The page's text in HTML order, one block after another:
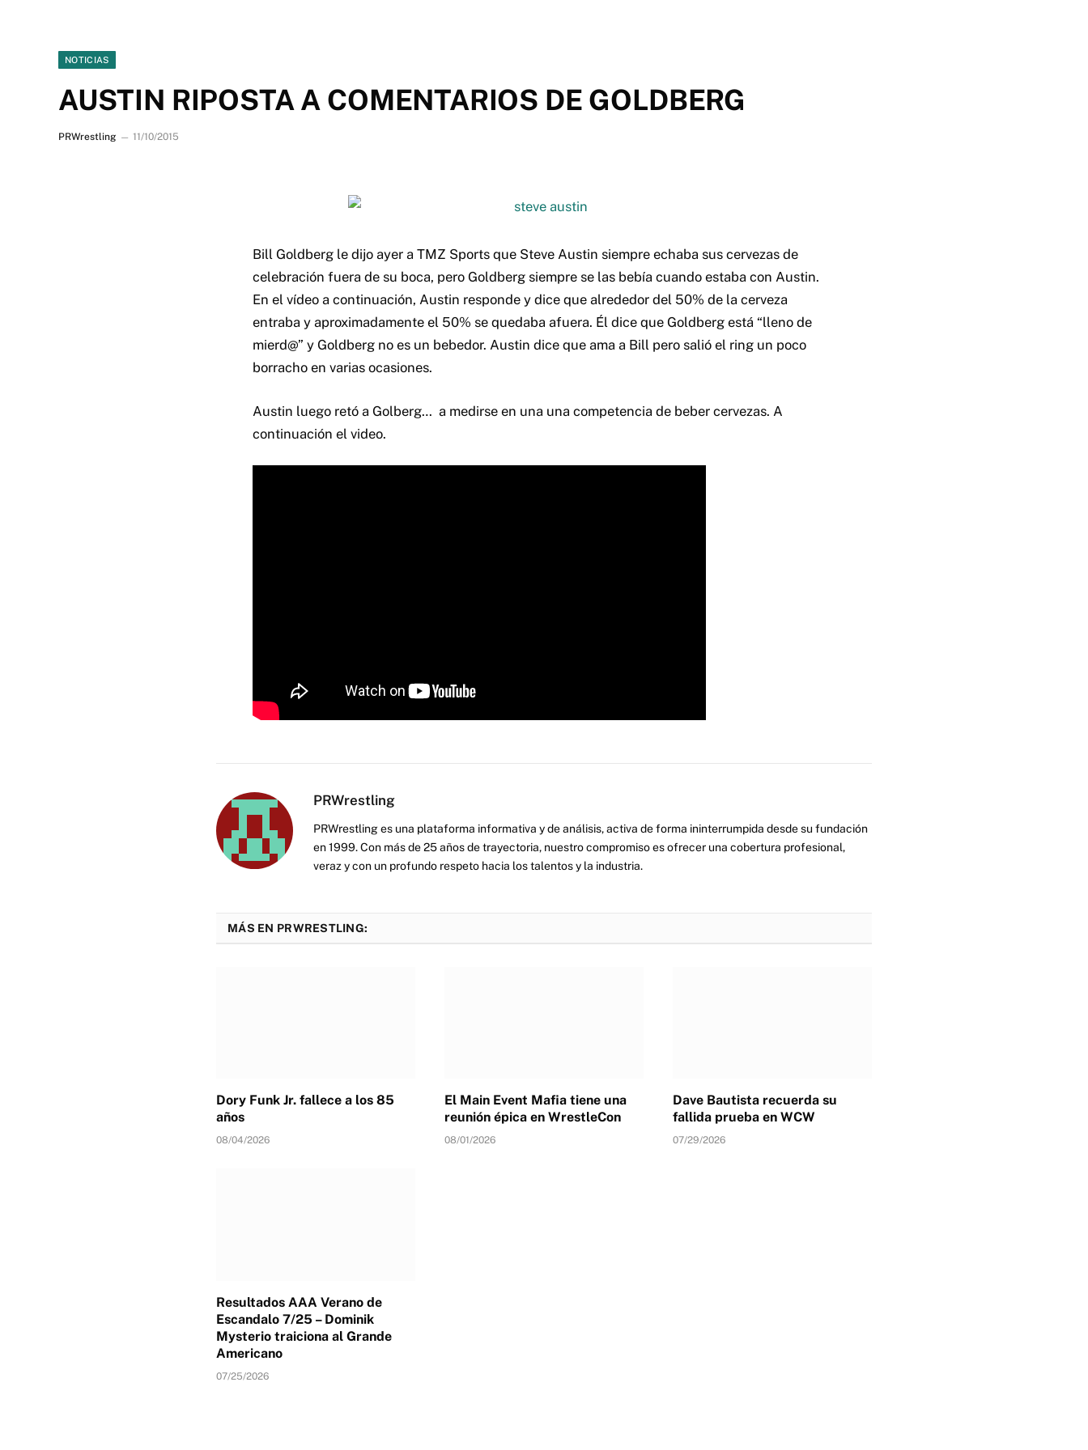
NOTICIAS
AUSTIN RIPOSTA A COMENTARIOS DE GOLDBERG
PRWrestling 11/10/2015
Bill Goldberg le dijo ayer a TMZ Sports que Steve Austin siempre echaba sus cervezas de
celebración fuera de su boca, pero Goldberg siempre se las bebía cuando estaba con Austin.
En el vídeo a continuación, Austin responde y dice que alrededor del 50% de la cerveza
entraba y aproximadamente el 50% se quedaba afuera. Él dice que Goldberg está “lleno de
mierd@” y Goldberg no es un bebedor. Austin dice que ama a Bill pero salió el ring un poco
borracho en varias ocasiones.
Austin luego retó a Golberg… a medirse en una una competencia de beber cervezas. A
continuación el video.
PRWrestling
PRWrestling es una plataforma informativa y de análisis, activa de forma ininterrumpida desde su fundación
en 1999. Con más de 25 años de trayectoria, nuestro compromiso es ofrecer una cobertura profesional,
veraz y con un profundo respeto hacia los talentos y la industria.
MÁS EN PRWRESTLING:
Dory Funk Jr. fallece a los 85
años
08/04/2026
El Main Event Mafia tiene una
reunión épica en WrestleCon
08/01/2026
Dave Bautista recuerda su
fallida prueba en WCW
07/29/2026
Resultados AAA Verano de
Escandalo 7/25 – Dominik
Mysterio traiciona al Grande
Americano
07/25/2026